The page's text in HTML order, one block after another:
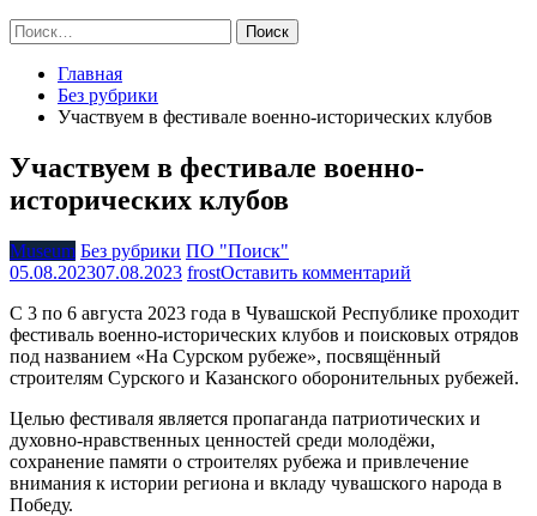
Найти:
Главная
Без рубрики
Участвуем в фестивале военно-исторических клубов
Участвуем в фестивале военно-
исторических клубов
Museum Без рубрики ПО "Поиск"
05.08.202307.08.2023 frostОставить комментарий
в
фестивале
военно-
исторических
С 3 по 6 августа 2023 года в Чувашской Республике проходит
фестиваль военно-исторических клубов и поисковых отрядов
под названием «На Сурском рубеже», посвящённый
строителям Сурского и Казанского оборонительных рубежей.
Целью фестиваля является пропаганда патриотических и
духовно-нравственных ценностей среди молодёжи,
сохранение памяти о строителях рубежа и привлечение
внимания к истории региона и вкладу чувашского народа в
Победу.